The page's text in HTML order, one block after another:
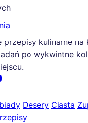
przepisy kulinarne na
po wykwintne
Desery Ciasta